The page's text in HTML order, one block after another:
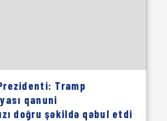
Tramp
qanuni
doğru şəkildə qəbul etdi